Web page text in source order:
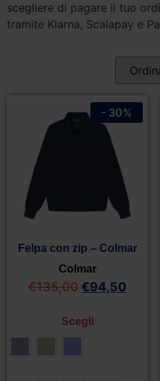
scegliere di pagare il tuo
tramite Klarna, Scalapay e
Felpa con zip – Colmar
Colmar
€135,00 €94,50
Scegli
- 30%